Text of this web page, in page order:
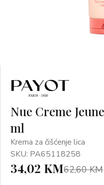
Nue Creme
ml
Krema za čišćenje lica
SKU: PA65118258
34,02 KM62,60 KM